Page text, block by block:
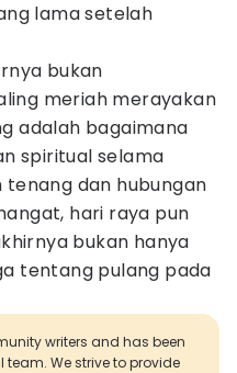
lama setelah
bukan
meriah merayakan
adalah bagaimana
spiritual selama
tenang dan hubungan
hari raya pun
bukan hanya
tentang pulang pada
writers and has been
We strive to provide